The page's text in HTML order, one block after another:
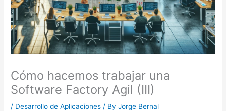
Cómo hacemos trabajar una
Software Factory Agil (III)
/ Desarrollo de Aplicaciones / ByJorge Bernal